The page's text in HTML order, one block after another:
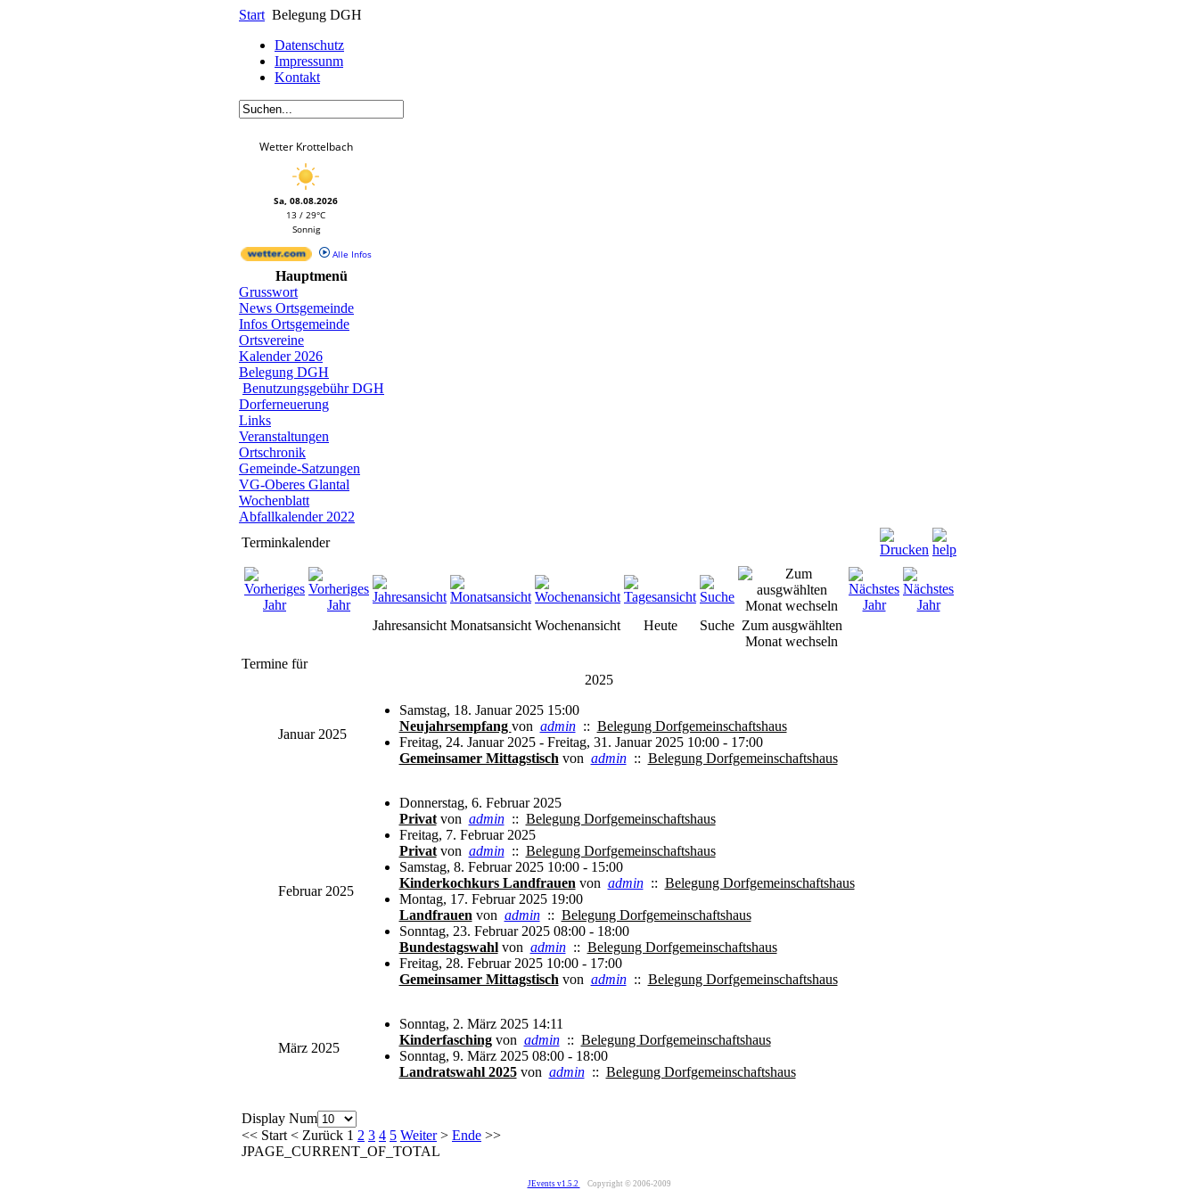
Start Belegung DGH
Datenschutz
Impressunm
Kontakt
Wetter Krottelbach
Sa, 08.08.2026
13 / 29°C
Sonnig
Alle Infos
Hauptmenü
Grusswort
News Ortsgemeinde
Infos Ortsgemeinde
Ortsvereine
Kalender 2026
Belegung DGH
Benutzungsgebühr DGH
Dorferneuerung
Links
Veranstaltungen
Ortschronik
Gemeinde-Satzungen
VG-Oberes Glantal
Wochenblatt
Abfallkalender 2022
Terminkalender
Jahresansicht Monatsansicht Wochenansicht Heute Suche Zum ausgwählten
Monat wechseln
Termine für
2025
Januar 2025
Samstag, 18. Januar 2025 15:00
Neujahrsempfang von admin:: Belegung Dorfgemeinschaftshaus
Freitag, 24. Januar 2025 - Freitag, 31. Januar 2025 10:00 - 17:00
Gemeinsamer Mittagstisch von admin:: Belegung Dorfgemeinschaftshaus
Februar 2025
Donnerstag, 6. Februar 2025
Privatvon admin:: Belegung Dorfgemeinschaftshaus
Freitag, 7. Februar 2025
Privatvon admin:: Belegung Dorfgemeinschaftshaus
Samstag, 8. Februar 2025 10:00 - 15:00
Kinderkochkurs Landfrauen von admin:: Belegung Dorfgemeinschaftshaus
Montag, 17. Februar 2025 19:00
Landfrauen von admin:: Belegung Dorfgemeinschaftshaus
Sonntag, 23. Februar 2025 08:00 - 18:00
Bundestagswahlvon admin:: Belegung Dorfgemeinschaftshaus
Freitag, 28. Februar 2025 10:00 - 17:00
Gemeinsamer Mittagstisch von admin:: Belegung Dorfgemeinschaftshaus
März 2025
Sonntag, 2. März 2025 14:11
Kinderfaschingvon admin:: Belegung Dorfgemeinschaftshaus
Sonntag, 9. März 2025 08:00 - 18:00
Landratswahl 2025von admin:: Belegung Dorfgemeinschaftshaus
Display Num
<< Start < Zurück 1 2 3 4 5 Weiter> Ende >>
JPAGE_CURRENT_OF_TOTAL
JEvents v1.5.2 Copyright © 2006-2009